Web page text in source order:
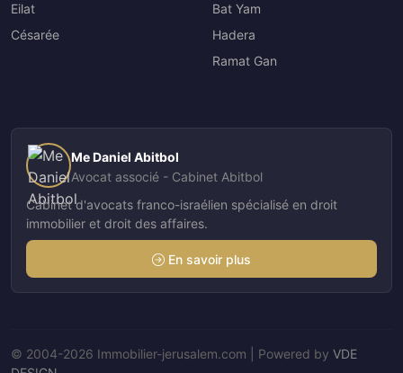
Eilat
Césarée
Bat Yam
Hadera
Ramat Gan
Me Daniel Abitbol
Avocat associé - Cabinet Abitbol
Cabinet d'avocats franco-israélien spécialisé en droit
immobilier et droit des affaires.
En savoir plus
© 2004-2026 Immobilier-jerusalem.com | Powered by VDE